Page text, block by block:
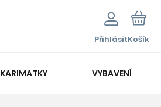
PřihlásitKošík
KARIMATKY VYBAVENÍ